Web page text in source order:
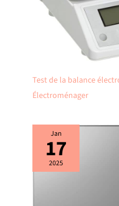
Test de la balance
Électroménager
Jan
17
2025